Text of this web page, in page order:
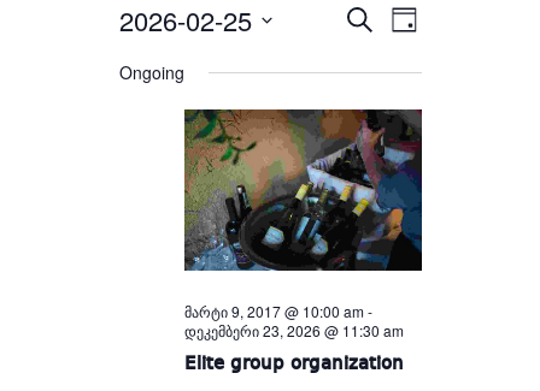
Events
Search
and
Navigation
SEARCHEvent
Views
DAY
2026-02-25
Select
Ongoing
მარტი 9, 2017 @ 10:00 am-
დეკემბერი 23, 2026 @ 11:30 am
Elite group organization